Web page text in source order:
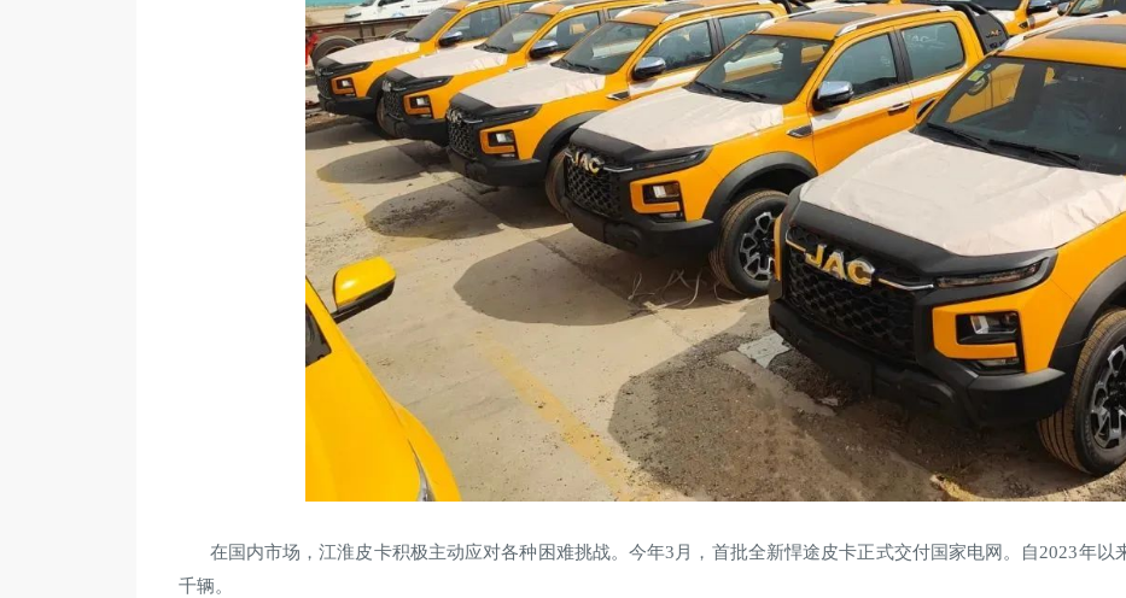
在国内市场，江淮皮卡积极主动应对各种困难挑战。今年3月，首批全新悍途皮卡正式交付国家电网。自2023年
千辆。